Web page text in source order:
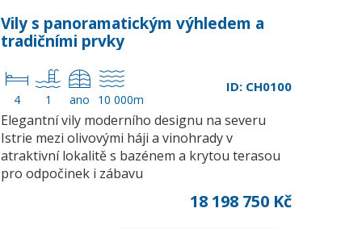
Vily s panoramatickým výhledem a
tradičními prvky
4 1 ano 10 000m
ID: CH0100
Elegantní vily moderního designu na severu
Istrie mezi olivovými háji a vinohrady v
atraktivní lokalitě s bazénem a krytou terasou
pro odpočinek i zábavu
18 198 750 Kč